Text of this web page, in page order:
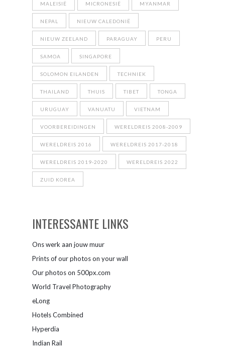
MALEISIË MICRONESIË MYANMAR
NEPAL NIEUW CALEDONIË
NIEUW ZEELAND PARAGUAY PERU
SAMOA SINGAPORE
SOLOMON EILANDEN TECHNIEK
THAILAND THUIS TIBET TONGA
URUGUAY VANUATU VIETNAM
VOORBEREIDINGEN WERELDREIS 2008-2009
WERELDREIS 2016 WERELDREIS 2017-2018
WERELDREIS 2019-2020 WERELDREIS 2022
ZUID KOREA
INTERESSANTE LINKS
Ons werk aan jouw muur
Prints of our photos on your wall
Our photos on 500px.com
World Travel Photography
eLong
Hotels Combined
Hyperdia
Indian Rail